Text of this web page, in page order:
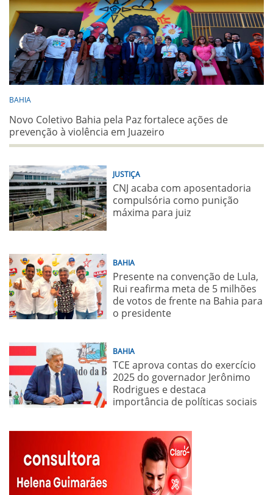
BAHIA
Novo Coletivo Bahia pela Paz fortalece ações de
prevenção à violência em Juazeiro
JUSTIÇA
CNJ acaba com aposentadoria
compulsória como punição
máxima para juiz
BAHIA
Presente na convenção de Lula,
Rui reafirma meta de 5 milhões
de votos de frente na Bahia para
o presidente
BAHIA
TCE aprova contas do exercício
2025 do governador Jerônimo
Rodrigues e destaca
importância de políticas sociais